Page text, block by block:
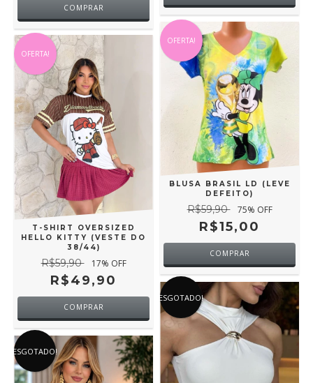
COMPRAR
OFERTA!
T-SHIRT OVERSIZED
HELLO KITTY (VESTE DO
38/44)
R$59,90 17% OFF
R$49,90
COMPRAR
OFERTA!
BLUSA BRASIL LD (LEVE
DEFEITO)
R$59,90 75% OFF
R$15,00
COMPRAR
ESGOTADO!
ESGOTADO!